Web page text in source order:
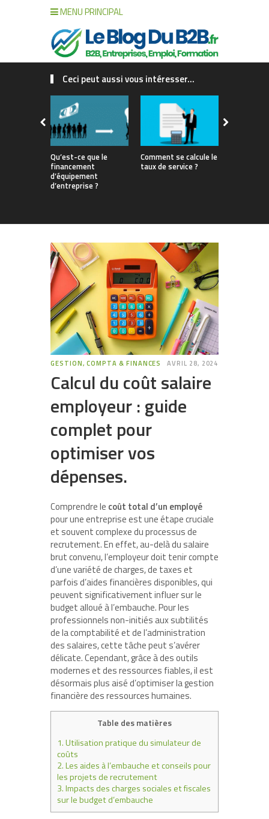
MENU PRINCIPAL
Ceci peut aussi vous intéresser...
Qu’est-ce que le
financement
d’équipement
d’entreprise ?
Comment se calcule le
taux de service ?
GESTION, COMPTA & FINANCES AVRIL 28, 2024
Calcul du coût salaire
employeur : guide
complet pour
optimiser vos
dépenses.
Comprendre le coût total d’un employé
pour une entreprise est une étape cruciale
et souvent complexe du processus de
recrutement. En effet, au-delà du salaire
brut convenu, l’employeur doit tenir compte
d’une variété de charges, de taxes et
parfois d’aides financières disponibles, qui
peuvent significativement influer sur le
budget alloué à l’embauche. Pour les
professionnels non-initiés aux subtilités
de la comptabilité et de l’administration
des salaires, cette tâche peut s’avérer
délicate. Cependant, grâce à des outils
modernes et des ressources fiables, il est
désormais plus aisé d’optimiser la gestion
financière des ressources humaines.
Table des matières
1.Utilisation pratique du simulateur de
coûts
2.Les aides à l’embauche et conseils pour
les projets de recrutement
3.Impacts des charges sociales et fiscales
sur le budget d’embauche